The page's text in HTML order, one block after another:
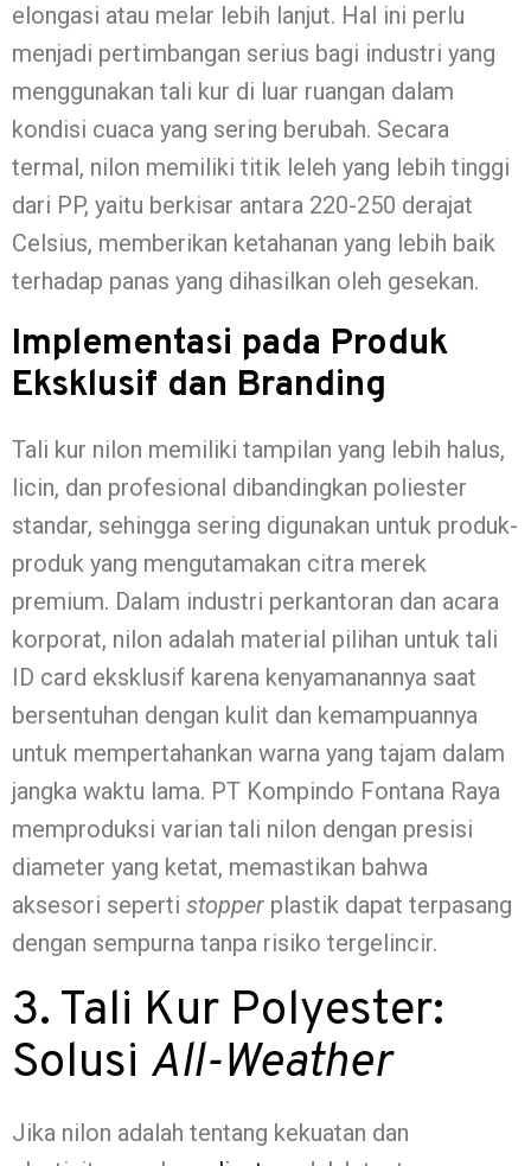
elongasi atau melar lebih lanjut. Hal ini perlu
menjadi pertimbangan serius bagi industri yang
menggunakan tali kur di luar ruangan dalam
kondisi cuaca yang sering berubah. Secara
termal, nilon memiliki titik leleh yang lebih tinggi
dari PP, yaitu berkisar antara 220-250 derajat
Celsius, memberikan ketahanan yang lebih baik
terhadap panas yang dihasilkan oleh gesekan.
Implementasi pada Produk
Eksklusif dan Branding
Tali kur nilon memiliki tampilan yang lebih halus,
licin, dan profesional dibandingkan poliester
standar, sehingga sering digunakan untuk produk-
produk yang mengutamakan citra merek
premium. Dalam industri perkantoran dan acara
korporat, nilon adalah material pilihan untuk tali
ID card eksklusif karena kenyamanannya saat
bersentuhan dengan kulit dan kemampuannya
untuk mempertahankan warna yang tajam dalam
jangka waktu lama. PT Kompindo Fontana Raya
memproduksi varian tali nilon dengan presisi
diameter yang ketat, memastikan bahwa
aksesori seperti stopper plastik dapat terpasang
dengan sempurna tanpa risiko tergelincir.
3. Tali Kur Polyester:
Solusi All-Weather
Jika nilon adalah tentang kekuatan dan